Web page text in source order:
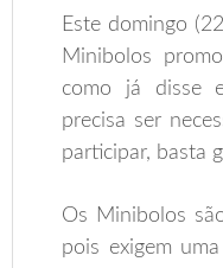
Este domingo
Minibolos
como já disse
precisa ser
participar, basta
Os Minibolos
pois exigem